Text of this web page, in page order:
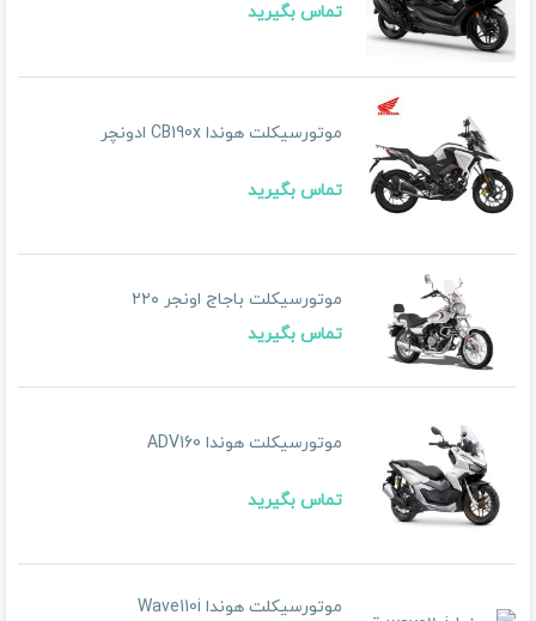
تماس بگیرید
موتورسیکلت هوندا CB190x ادونچر
تماس بگیرید
موتورسیکلت باجاج اونجر ۲۲۰
تماس بگیرید
موتورسیکلت هوندا ADV160
تماس بگیرید
موتورسیکلت هوندا Wave110i